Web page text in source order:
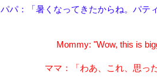
パパ：「暑くなってきたからね。パテ
Mommy: "Wow, this is
ママ：「わあ、これ、思っ